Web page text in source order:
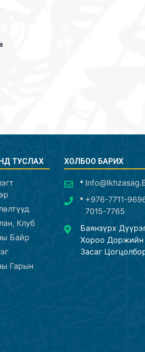
ТУСЛАХ
Клуб
Байр
Гарын
ХОЛБОО БАРИХ
+976-7711-
7015-7765
Баянзүрх
Хороо
Засаг